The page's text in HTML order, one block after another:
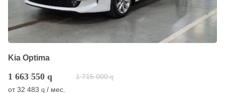
Kia Optima
1 663 550 q 1 715 000 q
от32 483 q / мес.